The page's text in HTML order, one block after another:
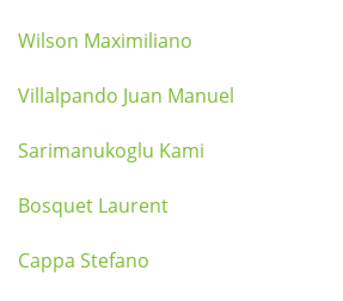
Wilson Maximiliano
Villalpando Juan Manuel
Sarimanukoglu Kami
Bosquet Laurent
Cappa Stefano